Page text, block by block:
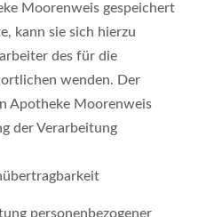
Moorenweis gespeichert
kann sie sich hierzu
des für die
wenden. Der
Apotheke Moorenweis
der Verarbeitung
personenbezogener